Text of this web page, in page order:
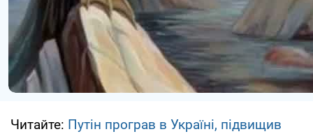
Читайте: Путін програв в Україні, підвищив